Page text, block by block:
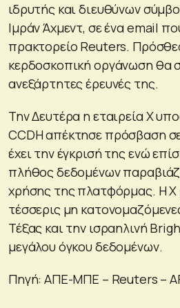
ιδρυτής και διευθύνων
Ιμράν Άχμεντ, σε ένα email
πρακτορείο Reuters.
κερδοσκοπική οργάνωση θα
ανεξάρτητες έρευνές της.
Την Δευτέρα η εταιρεία X
CCDH απέκτησε πρόσβαση
έχει την έγκρισή της ενώ
πλήθος δεδομένων
χρήσης της πλατφόρμας. Η
τέσσερις μη
Τέξας και την ισραηλινή
μεγάλου όγκου δεδομένων.
Πηγή: ΑΠΕ-ΜΠΕ – Reuters –